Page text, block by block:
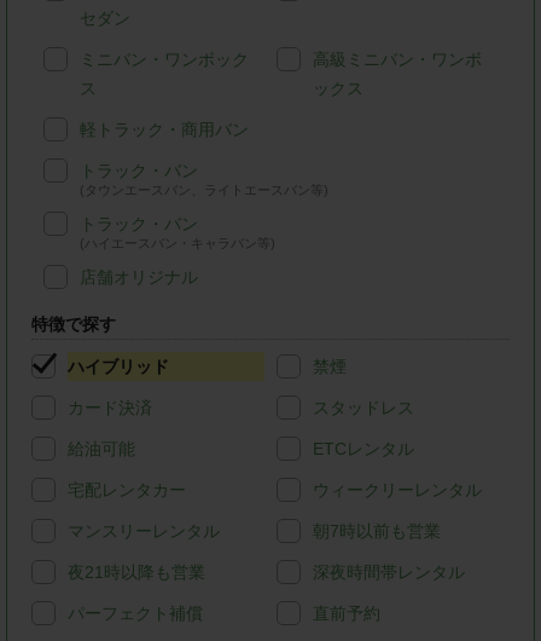
セダン
ミニバン・ワンボック
ス
高級ミニバン・ワンボ
ックス
軽トラック・商用バン
トラック・バン
(タウンエースバン、ライトエースバン等)
トラック・バン
(ハイエースバン・キャラバン等)
店舗オリジナル
特徴で探す
ハイブリッド 禁煙
カード決済 スタッドレス
給油可能 ETCレンタル
宅配レンタカー ウィークリーレンタル
マンスリーレンタル 朝7時以前も営業
夜21時以降も営業 深夜時間帯レンタル
パーフェクト補償 直前予約